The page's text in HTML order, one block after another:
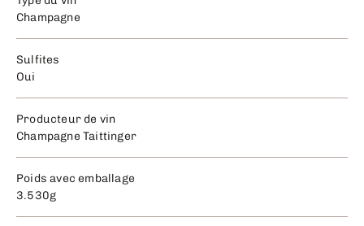
Champagne
Sulfites
Oui
Producteur de vin
Champagne Taittinger
Poids avec emballage
3.530g